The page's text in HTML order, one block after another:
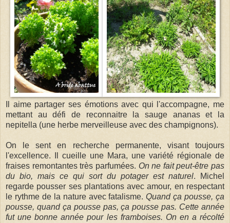
Il aime partager ses émotions avec qui l'accompagne, me
mettant au défi de reconnaitre la sauge ananas et la
nepitella (une herbe merveilleuse avec des champignons).
On le sent en recherche permanente, visant toujours
l'excellence. Il cueille une Mara, une variété régionale de
fraises remontantes très parfumées. On ne fait peut-être pas
du bio, mais ce qui sort du potager est naturel. Michel
regarde pousser ses plantations avec amour, en respectant
le rythme de la nature avec fatalisme.Quand ça pousse, ça
pousse, quand ça pousse pas, ça pousse pas. Cette année
fut une bonne année pour les framboises. On en a récolté